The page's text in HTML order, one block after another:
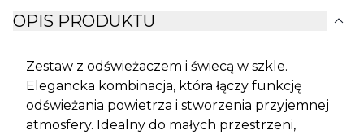
OPIS PRODUKTU expand_more
Zestaw z odświeżaczem i świecą w szkle.
Elegancka kombinacja, która łączy funkcję
odświeżania powietrza i stworzenia przyjemnej
atmosfery. Idealny do małych przestrzeni,